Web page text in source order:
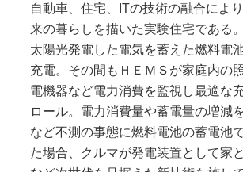
自動車、住宅、ITの技術の融合によ
来の暮らしを描いた実験住宅である。
太陽光発電した電気を蓄えた燃料電
充電。その間もＨＥＭＳが家庭内の
電機器など電力消費を監視し最適な
ロール。電力消費量や蓄電量の増減
など不測の事態に燃料電池の蓄電池
た場合、クルマが発電装置として家